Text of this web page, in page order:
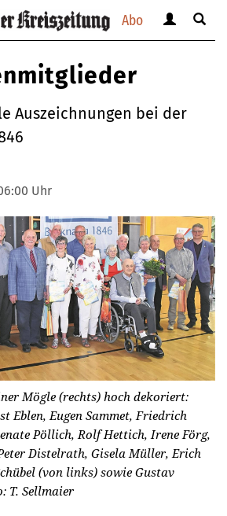
Abo
anzeigen
Suche
Auszeichnungen bei der
Uhr
Mögle (rechts) hoch dekoriert:
Eblen, Eugen Sammet, Friedrich
Pöllich, Rolf Hettich, Irene Förg,
Distelrath, Gisela Müller, Erich
(von links) sowie Gustav
T. Sellmaier